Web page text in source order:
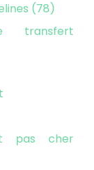
(78)
transfert
pas cher